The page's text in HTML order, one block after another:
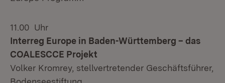
11.00 Uhr
Interreg Europe in Baden-Württemberg – das
COALESCCE Projekt
Volker Kromrey, stellvertretender Geschäftsführer,